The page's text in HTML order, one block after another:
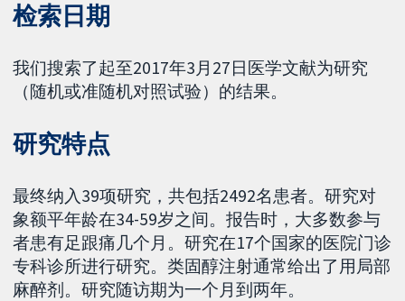
检索日期
我们搜索了起至2017年3月27日医学文献为研究
（随机或准随机对照试验）的结果。
研究特点
最终纳入39项研究，共包括2492名患者。研究对
象额平年龄在34-59岁之间。报告时，大多数参与
者患有足跟痛几个月。研究在17个国家的医院门诊
专科诊所进行研究。类固醇注射通常给出了用局部
麻醉剂。研究随访期为一个月到两年。